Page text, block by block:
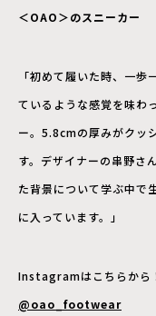
＜OAO＞のスニーカー
「初めて履いた時、一歩
ているような感覚を味わ
ー。5.8cmの厚みがクッ
す。デザイナーの串野さ
た背景について学ぶ中で
に入っています。」
Instagramはこちらから
@oao_footwear